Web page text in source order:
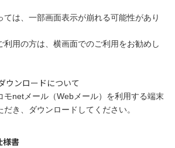
のお客さ
ス一覧
は、一部画面表示が崩れる可能性があり
用の方は、横画面でのご利用をお勧めし
ウンロードについて
モnetメール（Webメール）を利用する端末
き、ダウンロードしてください。
様書